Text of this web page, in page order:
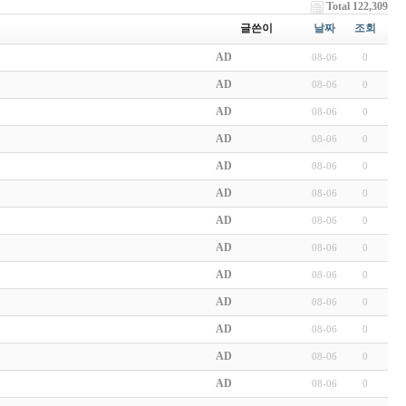
Total 122,309
글쓴이
날짜 조회
AD 08-06 0
AD 08-06 0
AD 08-06 0
AD 08-06 0
AD 08-06 0
AD 08-06 0
AD 08-06 0
AD 08-06 0
AD 08-06 0
AD 08-06 0
AD 08-06 0
AD 08-06 0
AD 08-06 0